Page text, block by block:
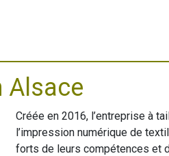
Alsace
Créée en 2016, l’entreprise à
l’impression numérique de
forts de leurs compétences et